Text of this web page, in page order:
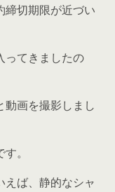
締切期限が近づい
ってきましたの
動画を撮影しまし
。
えば、静的なシャ